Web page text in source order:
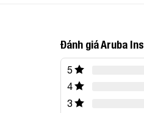
Đánh giá Aruba
5
4
3